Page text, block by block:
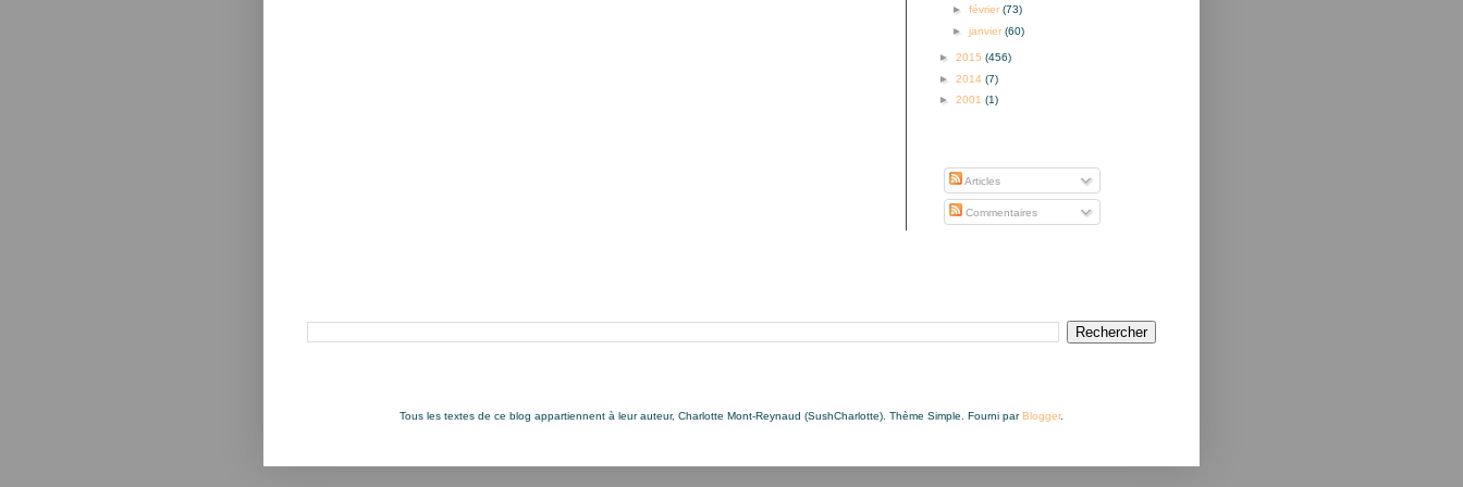
► février (73)
► janvier (60)
► 2015 (456)
► 2014 (7)
► 2001 (1)
Articles
Commentaires
Tous les textes de ce blog appartiennent à leur auteur, Charlotte Mont-Reynaud (SushCharlotte). Thème Simple. Fourni parBlogger.